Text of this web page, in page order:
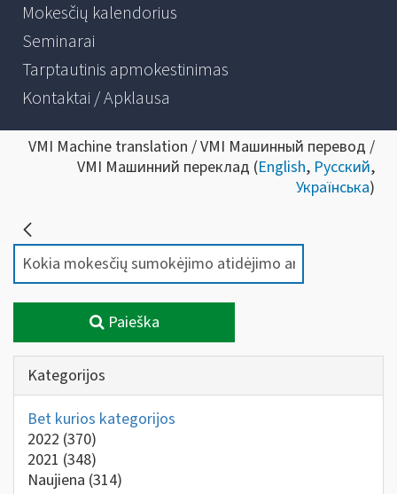
Mokesčių kalendorius
Seminarai
Tarptautinis apmokestinimas
Kontaktai / Apklausa
VMI Machine translation / VMI Машинный перевод /
VMI Машинний переклад (English, Русский,
Українська)
Paieška
Kategorijos
Bet kurios kategorijos
2022 (370)
2021 (348)
Naujiena (314)